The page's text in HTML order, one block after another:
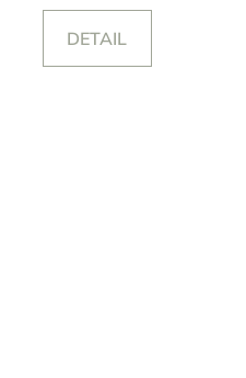
DETAIL